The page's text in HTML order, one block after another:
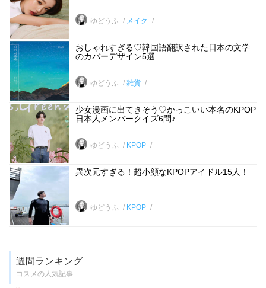
ゆどうふ メイク
おしゃれすぎる♡韓国語翻訳された日本の文学
のカバーデザイン5選
ゆどうふ 雑貨
少女漫画に出てきそう♡かっこいい本名のKPOP
日本人メンバークイズ6問♪
ゆどうふ KPOP
異次元すぎる！超小顔なKPOPアイドル15人！
ゆどうふ KPOP
週間ランキング
コスメの人気記事